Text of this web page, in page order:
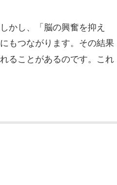
かし、「脳の興奮を抑え
もつながります。その結果
ることがあるのです。これ